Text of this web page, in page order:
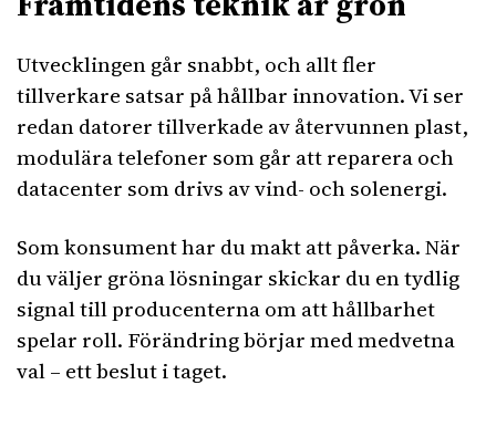
Utvecklingen går snabbt, och allt fler
tillverkare satsar på hållbar innovation. Vi ser
redan datorer tillverkade av återvunnen plast,
modulära telefoner som går att reparera och
datacenter som drivs av vind- och solenergi.
Som konsument har du makt att påverka. När
du väljer gröna lösningar skickar du en tydlig
signal till producenterna om att hållbarhet
spelar roll. Förändring börjar med medvetna
val – ett beslut i taget.